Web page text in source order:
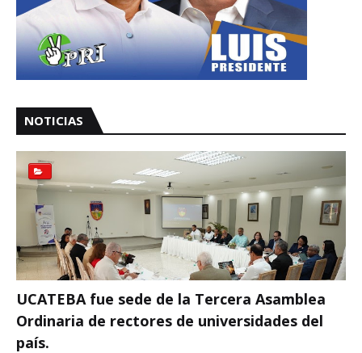
NOTICIAS
UCATEBA fue sede de la Tercera Asamblea
Ordinaria de rectores de universidades del
país.